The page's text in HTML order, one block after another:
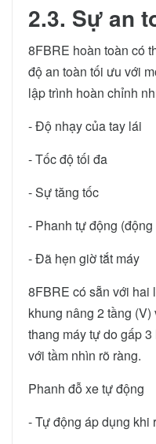
2.3. Sự an
8FBRE hoàn toàn có
độ an toàn tối ưu với
lập trình hoàn chỉnh
- Độ nhạy của tay lái
- Tốc độ tối đa
- Sự tăng tốc
- Phanh tự động (động
- Đã hẹn giờ tắt máy
8FBRE có sẵn với hai
khung nâng 2 tầng
thang máy tự do gấp
với tầm nhìn rõ ràng.
Phanh đỗ xe tự động
- Tự động áp dụng khi